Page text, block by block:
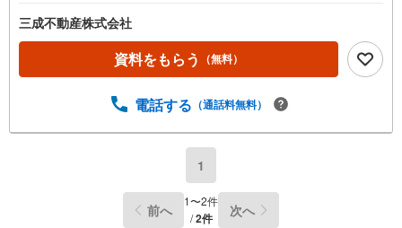
三成不動産株式会社
資料をもらう （無料）
電話する （通話料無料）
1
前へ 1〜2件
/2件 次へ